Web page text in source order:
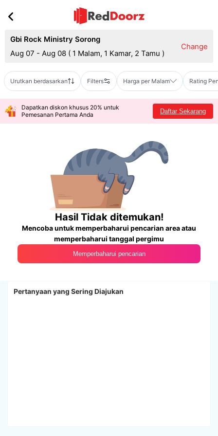
Gbi Rock Ministry Sorong
Aug 07 - Aug 08 ( 1 Malam, 1 Kamar, 2 Tamu )
Change
Urutkan berdasarkan Filters Harga per Malam Rating
Dapatkan diskon khusus 20% untuk
Pemesanan Pertama Anda
Daftar Sekarang
Hasil Tidak ditemukan!
Mencoba untuk memperbaharui pencarian area atau
memperbaharui tanggal pergimu
Memperbaharui pencarian
Pertanyaan yang Sering Diajukan